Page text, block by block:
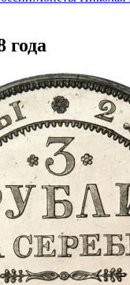
года